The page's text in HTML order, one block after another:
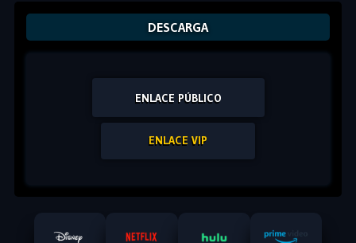
DESCARGA
ENLACE PÚBLICO
ENLACE VIP